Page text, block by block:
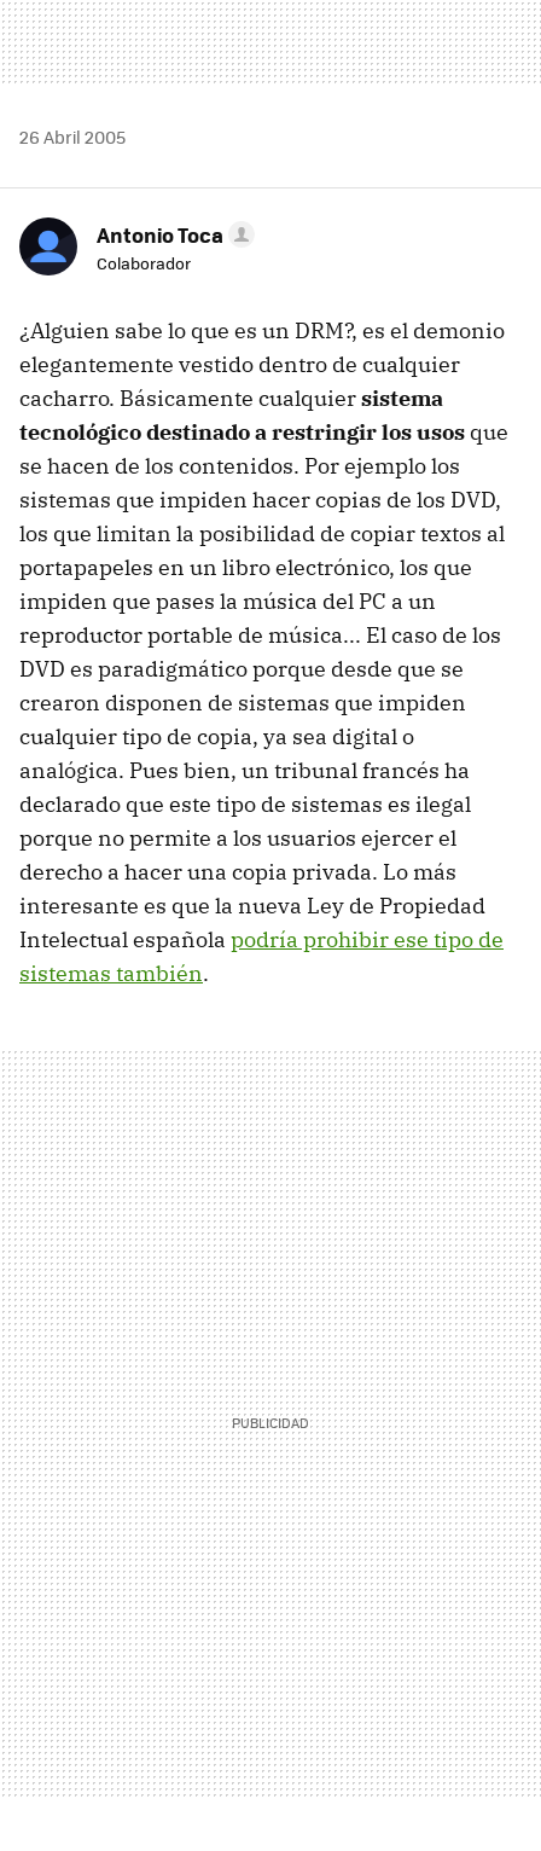
26 Abril 2005
Antonio Toca
Colaborador
¿Alguien sabe lo que es un DRM?, es el demonio
elegantemente vestido dentro de cualquier
cacharro. Básicamente cualquiersistema
tecnológico destinado a restringir los usos que
se hacen de los contenidos. Por ejemplo los
sistemas que impiden hacer copias de los DVD,
los que limitan la posibilidad de copiar textos al
portapapeles en un libro electrónico, los que
impiden que pases la música del PC a un
reproductor portable de música... El caso de los
DVD es paradigmático porque desde que se
crearon disponen de sistemas que impiden
cualquier tipo de copia, ya sea digital o
analógica. Pues bien, un tribunal francés ha
declarado que este tipo de sistemas es ilegal
porque no permite a los usuarios ejercer el
derecho a hacer una copia privada. Lo más
interesante es que la nueva Ley de Propiedad
Intelectual española podría prohibir ese tipo de
sistemas también.